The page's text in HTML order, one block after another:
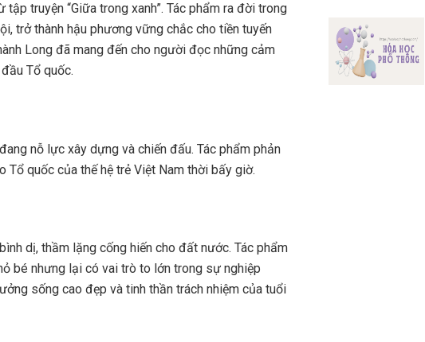
truyện “Giữa trong xanh”. Tác phẩm ra đời trong
trở thành hậu phương vững chắc cho tiền tuyến
Long đã mang đến cho người đọc những cảm
Tổ quốc.
nỗ lực xây dựng và chiến đấu. Tác phẩm phản
Tổ quốc của thế hệ trẻ Việt Nam thời bấy giờ.
dị, thầm lặng cống hiến cho đất nước. Tác phẩm
bé nhưng lại có vai trò to lớn trong sự nghiệp
sống cao đẹp và tinh thần trách nhiệm của tuổi